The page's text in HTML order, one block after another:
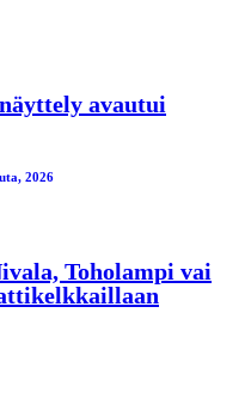
avautui
2026
Toholampi vai